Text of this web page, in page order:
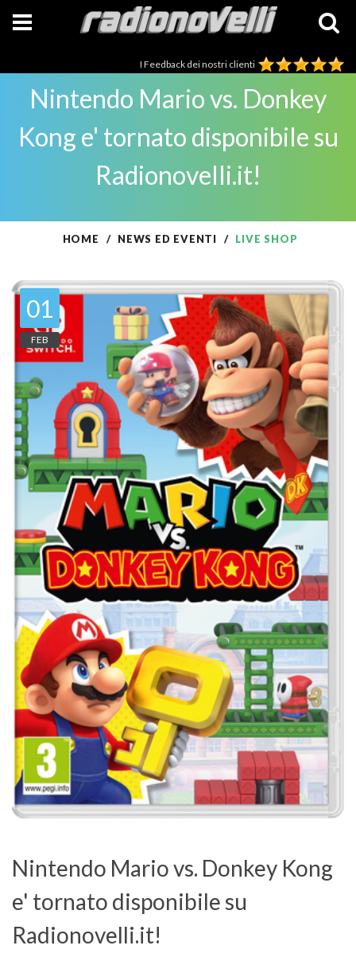
I Feedback dei nostri clienti
Nintendo Mario vs. Donkey
Kong e' tornato disponibile su
Radionovelli.it!
HOME NEWS ED EVENTI LIVE SHOP
Nintendo Mario vs. Donkey Kong
e' tornato disponibile su
Radionovelli.it!
01
FEB